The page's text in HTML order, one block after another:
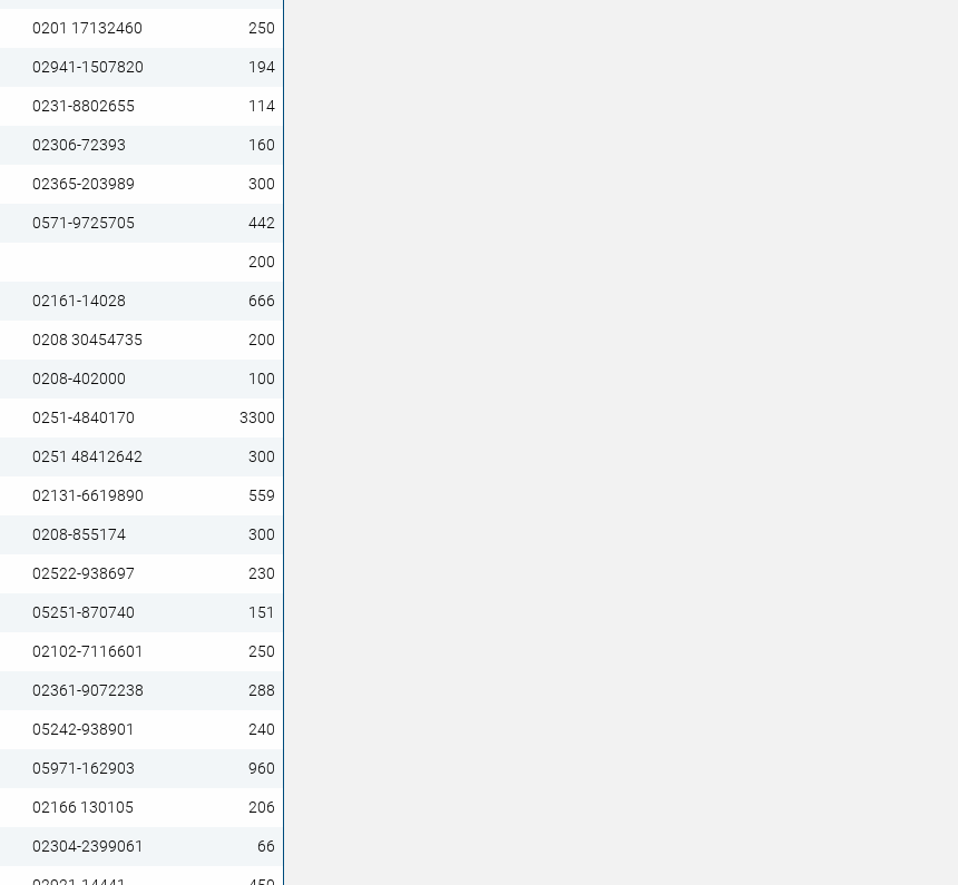
0201 17132460 250
02941-1507820 194
0231-8802655 114
02306-72393 160
02365-203989 300
0571-9725705 442
200
02161-14028 666
0208 30454735 200
0208-402000 100
0251-4840170 3300
0251 48412642 300
02131-6619890 559
0208-855174 300
02522-938697 230
05251-870740 151
02102-7116601 250
02361-9072238 288
05242-938901 240
05971-162903 960
02166 130105 206
02304-2399061 66